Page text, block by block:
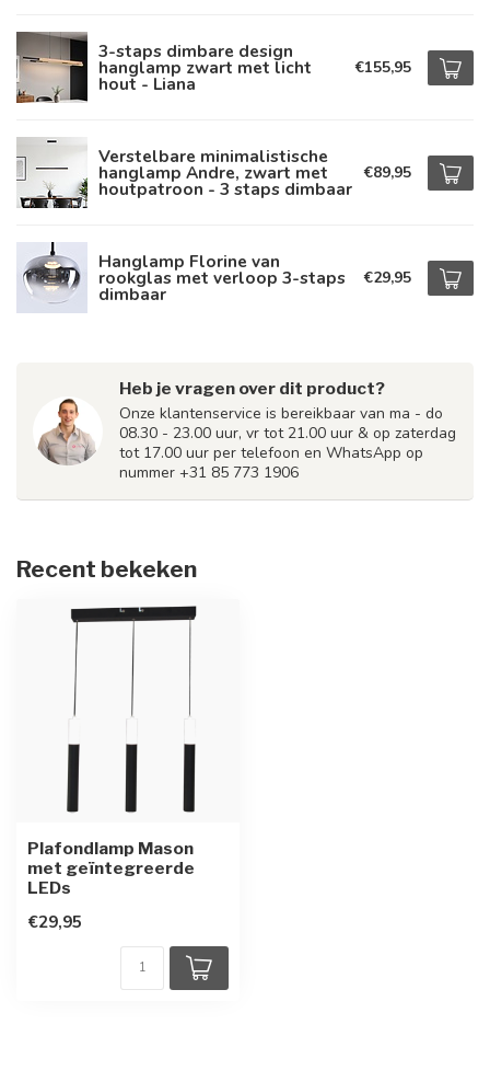
3-staps dimbare design
hanglamp zwart met licht
hout - Liana
€155,95
Verstelbare minimalistische
hanglamp Andre, zwart met
houtpatroon - 3 staps dimbaar
€89,95
Hanglamp Florine van
rookglas met verloop 3-staps
dimbaar
€29,95
Heb je vragen over dit product?
Onze klantenservice is bereikbaar van ma - do
08.30 - 23.00 uur, vr tot 21.00 uur & op zaterdag
tot 17.00 uur per telefoon en WhatsApp op
nummer +31 85 773 1906
Recent bekeken
Plafondlamp Mason
met geïntegreerde
LEDs
€29,95